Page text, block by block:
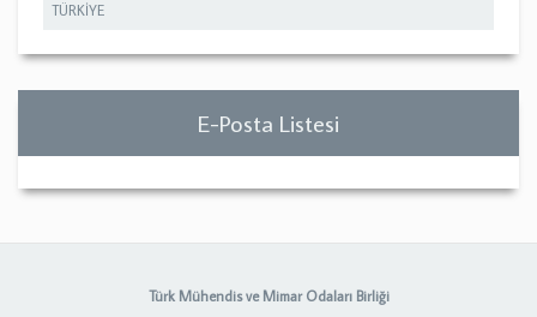
TÜRKİYE
E-Posta Listesi
Türk Mühendis ve Mimar Odaları Birliği